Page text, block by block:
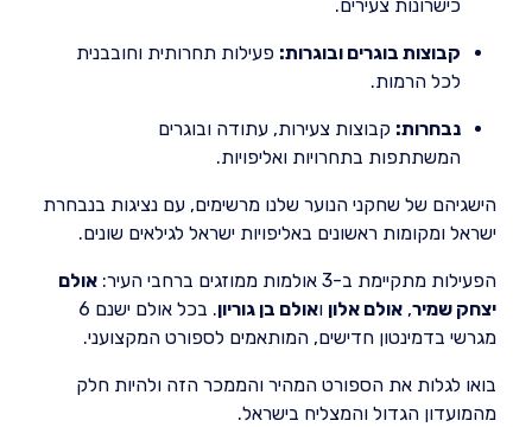
כישרונות צעירים.
קבוצות בוגרים ובוגרות: פעילות תחרותית וחובבנית
לכל הרמות.
נבחרות: קבוצות צעירות, עתודה ובוגרים
המשתתפות בתחרויות ואליפויות.
הישגיהם של שחקני הנוער שלנו מרשימים, עם נציגות בנבחרת
ישראל ומקומות ראשונים באליפויות ישראל לגילאים שונים.
הפעילות מתקיימת ב-3 אולמות ממוזגים ברחבי העיר:
אולם
יצחק שמיר, אולם אלון ואולם בן גוריון
. בכל אולם ישנם 6
מגרשי בדמינטון חדישים, המותאמים לספורט המקצועני.
בואו לגלות את הספורט המהיר והממכר הזה ולהיות חלק
מהמועדון הגדול והמצליח בישראל.